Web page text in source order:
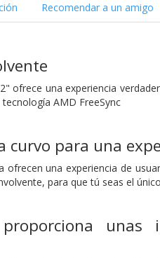
Recomendar a un amigo
ofrece una experiencia
AMD FreeSync
curvo para una
ofrecen una experiencia de
para que tú seas el
unas